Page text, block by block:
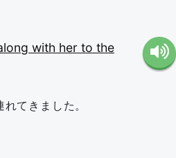
with her to the
てきました。